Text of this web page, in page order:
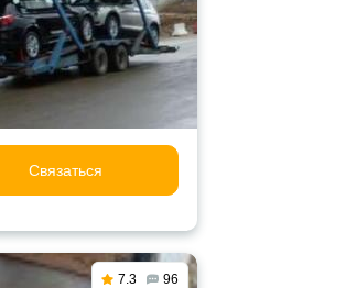
Связаться
7.3 96